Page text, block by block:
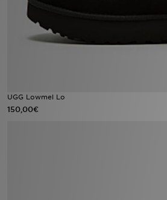
UGG Lowmel Lo
150,00€